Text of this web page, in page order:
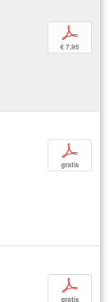
p
€ 7,95
p
gratis
p
gratis